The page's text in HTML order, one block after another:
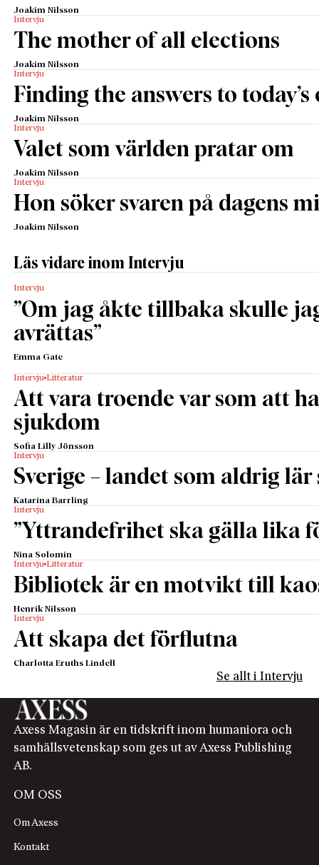
Joakim Nilsson
Intervju
The mother of all elections
Joakim Nilsson
Intervju
Finding the answers to
Joakim Nilsson
Intervju
Valet som världen pratar om
Joakim Nilsson
Intervju
Hon söker svaren på dagens
Joakim Nilsson
Läs vidare inom Intervju
Intervju
”­Om jag åkte tillbaka skulle
avrättas”­
Emma Gate
Intervju Litteratur
Att vara troende var som att
sjukdom
Sofia Lilly Jönsson
Intervju
Sverige – landet som aldrig lär
Katarina Barrling
Intervju
”Yttrandefrihet ska gälla lika
Nina Solomin
Intervju Litteratur
Bibliotek är en motvikt till
Henrik Nilsson
Intervju
Att skapa det förflutna
Charlotta Eruths Lindell
Se allt i Intervju
Axess Magasin är en tidskrift inom humaniora och
samhällsvetenskap som ges ut av Axess Publishing
AB.
OM OSS
Om Axess
Kontakt